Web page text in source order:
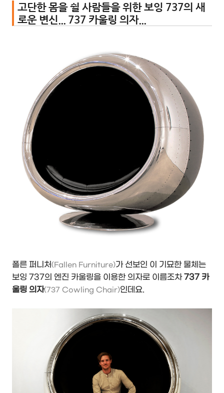
고단한 몸을 쉴 사람들을 위한 보잉 737의 새
로운 변신... 737 카울링 의자...
폴른 퍼니처(Fallen Furniture)가 선보인 이 기묘한 물체는
보잉 737의 엔진 카울링을 이용한 의자로 이름조차737 카
울링 의자(737 Cowling Chair)인데요.